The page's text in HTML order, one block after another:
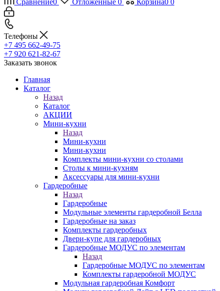
Сравнение0 Отложенные 0 Корзина0 0
Телефоны
+7 495 662-49-75
+7 920 621-82-67
Заказать звонок
Главная
Каталог
Назад
Каталог
АКЦИИ
Мини-кухни
Назад
Мини-кухни
Мини-кухни
Комплекты мини-кухни со столами
Столы к мини-кухням
Аксессуары для мини-кухни
Гардеробные
Назад
Гардеробные
Модульные элементы гардеробной Белла
Гардеробные на заказ
Комплекты гардеробных
Двери-купе для гардеробных
Гардеробные МОДУС по элементам
Назад
Гардеробные МОДУС по элементам
Комплекты гардеробной МОДУС
Модульная гардеробная Комфорт